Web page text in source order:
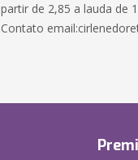
partir de 2,85 a lauda de
Contato